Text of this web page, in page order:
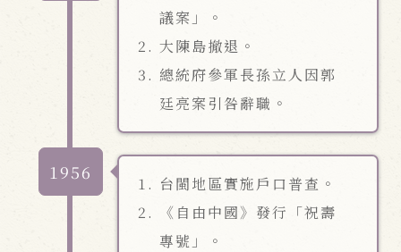
議案」。
大陳島撤退。
總統府參軍長孫立人因郭
廷亮案引咎辭職。
1956
台閩地區實施戶口普查。
《自由中國》發行「祝壽
專號」。